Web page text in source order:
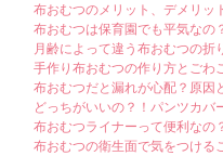
布おむつのメリット、デメリッ
布おむつは保育園でも平気なの
月齢によって違う布おむつの折
手作り布おむつの作り方とごわ
布おむつだと漏れが心配？原因
どっちがいいの？！パンツカバ
布おむつライナーって便利なの
布おむつの衛生面で気をつける